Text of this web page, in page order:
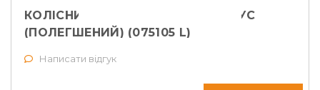
КОЛІСНИЙ БОЛТ M12X1,5X27 КОНУС
(ПОЛЕГШЕНИЙ) (075105 L)
Написати відгук